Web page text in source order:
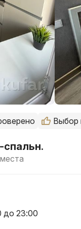
Выбор
спальн.
до 23:00